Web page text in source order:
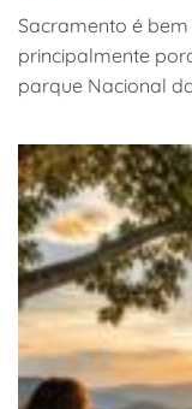
Sacramento é
principalmente
parque Nacional